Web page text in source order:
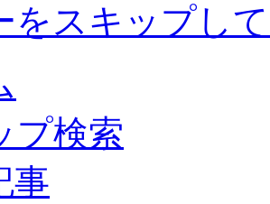
をスキップし
プ検索
事